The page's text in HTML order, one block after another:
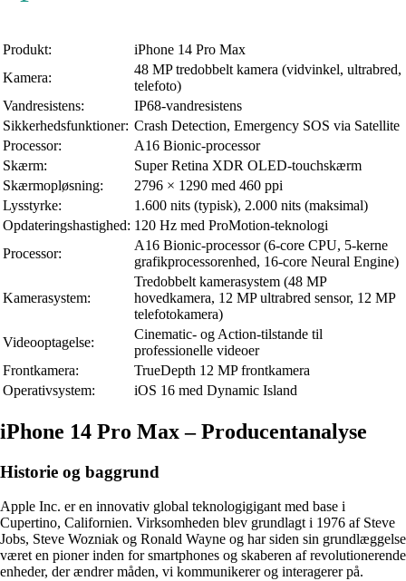
Produkt:
iPhone 14 Pro Max
Kamera:
48 MP tredobbelt kamera (vidvinkel, ultrabred,
telefoto)
Vandresistens:
IP68-vandresistens
Sikkerhedsfunktioner: Crash Detection, Emergency SOS via Satellite
Processor:
A16 Bionic-processor
Skærm:
Super Retina XDR OLED-touchskærm
Skærmopløsning:
2796 × 1290 med 460 ppi
Lysstyrke:
1.600 nits (typisk), 2.000 nits (maksimal)
Opdateringshastighed: 120 Hz med ProMotion-teknologi
Processor:
A16 Bionic-processor (6-core CPU, 5-kerne
grafikprocessorenhed, 16-core Neural Engine)
Kamerasystem:
Tredobbelt kamerasystem (48 MP
hovedkamera, 12 MP ultrabred sensor, 12 MP
telefotokamera)
Videooptagelse:
Cinematic- og Action-tilstande til
professionelle videoer
Frontkamera:
TrueDepth 12 MP frontkamera
Operativsystem:
iOS 16 med Dynamic Island
iPhone 14 Pro Max – Producentanalyse
Historie og baggrund
Apple Inc. er en innovativ global teknologigigant med base i
Cupertino, Californien. Virksomheden blev grundlagt i 1976 af Steve
Jobs, Steve Wozniak og Ronald Wayne og har siden sin grundlæggelse
været en pioner inden for smartphones og skaberen af revolutionerende
enheder, der ændrer måden, vi kommunikerer og interagerer på.